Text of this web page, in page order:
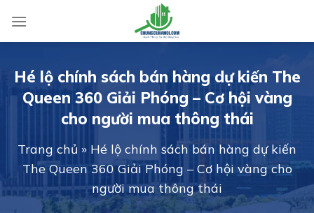
content
Hé lộ chính sách bán hàng dự kiến The
Queen 360 Giải Phóng – Cơ hội vàng
cho người mua thông thái
Trang chủ » Hé lộ chính sách bán hàng dự kiến
The Queen 360 Giải Phóng – Cơ hội vàng cho
người mua thông thái